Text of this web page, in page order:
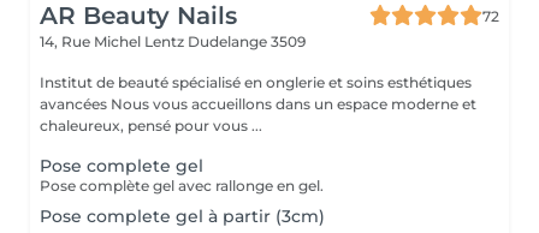
AR Beauty Nails
72
14, Rue Michel Lentz Dudelange 3509
Institut de beauté spécialisé en onglerie et soins esthétiques
avancées Nous vous accueillons dans un espace moderne et
chaleureux, pensé pour vous ...
Pose complete gel
Pose complète gel avec rallonge en gel.
Pose complete gel à partir (3cm)